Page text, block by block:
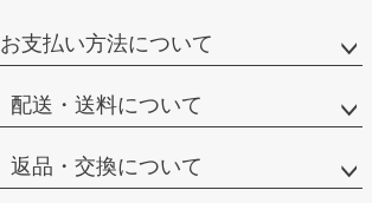
お支払い方法について
配送・送料について
返品・交換について